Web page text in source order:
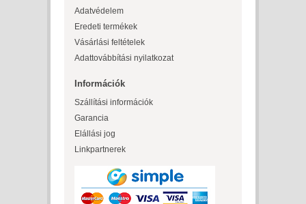
Adatvédelem
Eredeti termékek
Vásárlási feltételek
Adattovábbítási nyilatkozat
Információk
Szállítási információk
Garancia
Elállási jog
Linkpartnerek